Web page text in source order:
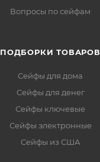
Вопросы по сейфам
ПОДБОРКИ ТОВАРОВ
Сейфы для дома
Сейфы для денег
Сейфы ключевые
Сейфы электронные
Сейфы из США